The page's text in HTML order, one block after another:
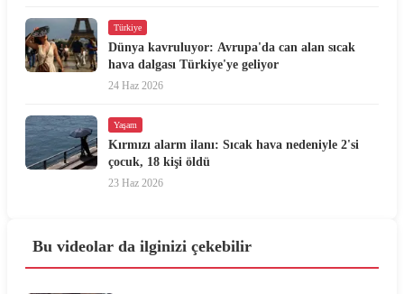
Türkiye
Dünya kavruluyor: Avrupa'da can alan sıcak
hava dalgası Türkiye'ye geliyor
24 Haz 2026
Yaşam
Kırmızı alarm ilanı: Sıcak hava nedeniyle 2'si
çocuk, 18 kişi öldü
23 Haz 2026
Bu videolar da ilginizi çekebilir